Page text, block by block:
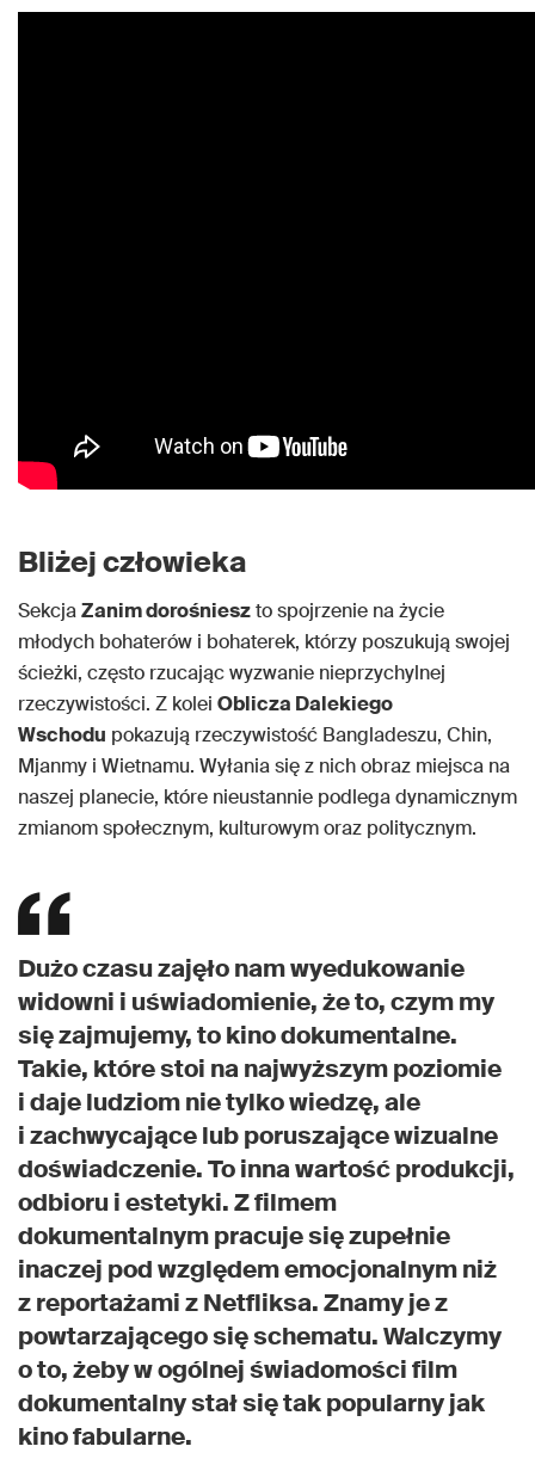
Bliżej człowieka
SekcjaZanim dorośnieszto spojrzenie na życie
młodych bohaterów i bohaterek, którzy poszukują swojej
ścieżki, często rzucając wyzwanie nieprzychylnej
rzeczywistości. Z kolei Oblicza Dalekiego
Wschodu pokazują rzeczywistość Bangladeszu, Chin,
Mjanmy i Wietnamu. Wyłania się z nich obraz miejsca na
naszej planecie, które nieustannie podlega dynamicznym
zmianom społecznym, kulturowym oraz politycznym.
Dużo czasu zajęło nam wyedukowanie
widowni i uświadomienie, że to, czym my
się zajmujemy, to kino dokumentalne.
Takie, które stoi na najwyższym poziomie
i daje ludziom nie tylko wiedzę, ale
i zachwycające lub poruszające wizualne
doświadczenie. To inna wartość produkcji,
odbioru i estetyki. Z filmem
dokumentalnym pracuje się zupełnie
inaczej pod względem emocjonalnym niż
z reportażami z Netfliksa. Znamy je z
powtarzającego się schematu. Walczymy
o to, żeby w ogólnej świadomości film
dokumentalny stał się tak popularny jak
kino fabularne.